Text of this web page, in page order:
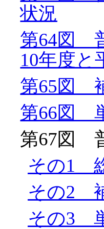
状況
第64図
10年度と
第65図
第66図
第67図
その1
その2
その3